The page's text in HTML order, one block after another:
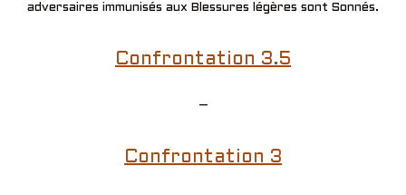
adversaires immunisés aux Blessures légères sont Sonnés.
Confrontation 3.5
–
Confrontation 3